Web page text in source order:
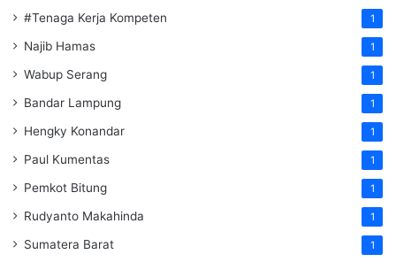
#Tenaga Kerja Kompeten 1
Najib Hamas 1
Wabup Serang 1
Bandar Lampung 1
Hengky Konandar 1
Paul Kumentas 1
Pemkot Bitung 1
Rudyanto Makahinda 1
Sumatera Barat 1